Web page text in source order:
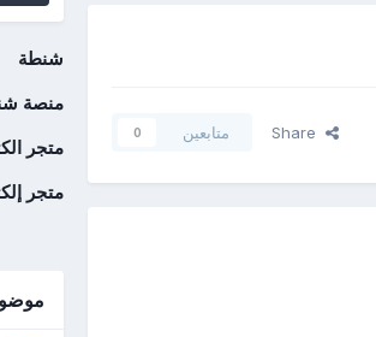
Share متابعين 0
شنطة
منصة
متجر
متجر